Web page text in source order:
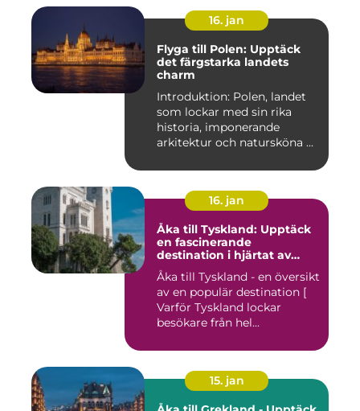
16. jan
Flyga till Polen: Upptäck
det färgstarka landets
charm
Introduktion: Polen, landet
som lockar med sin rika
historia, imponerande
arkitektur och natursköna ...
16. jan
Åka till Tyskland: Upptäck
en fascinerande
destination i hjärtat av
Europa
Åka till Tyskland - en översikt
av en populär destination [
Varför Tyskland lockar
besökare från hel...
15. jan